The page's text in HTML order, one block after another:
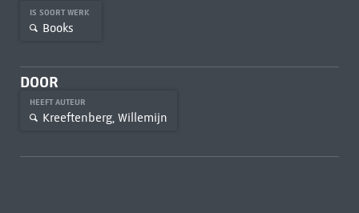
IS SOORT WERK
Books
DOOR
HEEFT AUTEUR
Kreeftenberg, Willemijn